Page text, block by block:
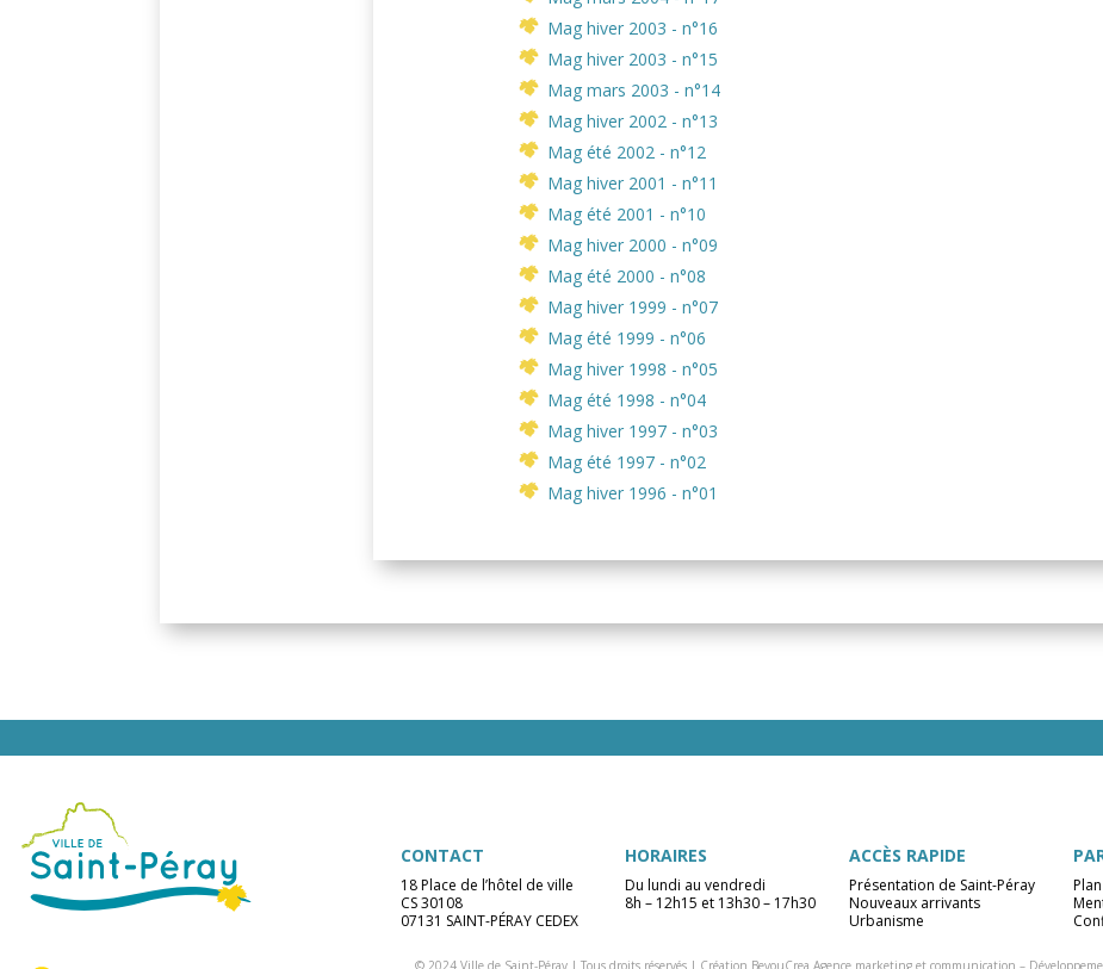
Mag hiver 2003 - n°16
Mag hiver 2003 - n°15
Mag mars 2003 - n°14
Mag hiver 2002 - n°13
Mag été 2002 - n°12
Mag hiver 2001 - n°11
Mag été 2001 - n°10
Mag hiver 2000 - n°09
Mag été 2000 - n°08
Mag hiver 1999 - n°07
Mag été 1999 - n°06
Mag hiver 1998 - n°05
Mag été 1998 - n°04
Mag hiver 1997 - n°03
Mag été 1997 - n°02
Mag hiver 1996 - n°01
CONTACT
18 Place de l’hôtel de ville
CS 30108
07131 SAINT-PÉRAY CEDEX
HORAIRES
Du lundi au vendredi
8h – 12h15 et 13h30 – 17h30
ACCÈS RAPIDE
Présentation de Saint-Péray
Nouveaux arrivants
Urbanisme
© 2024 Ville de Saint-Péray | Tous droits réservés | Création BeyouCrea Agence marketing et communication –